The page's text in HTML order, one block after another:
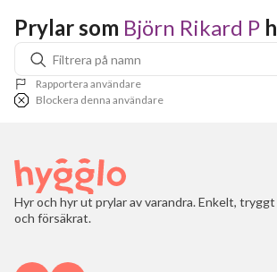
Prylar som Björn Rikard P
Rapportera användare
Blockera denna användare
Hyr och hyr ut prylar av varandra. Enkelt, tryggt
och försäkrat.